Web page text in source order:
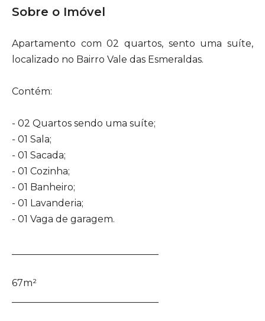
Sobre o Imóvel
Apartamento com 02 quartos, sento uma suíte,
localizado no Bairro Vale das Esmeraldas.
Contém:
- 02 Quartos sendo uma suíte;
- 01 Sala;
- 01 Sacada;
- 01 Cozinha;
- 01 Banheiro;
- 01 Lavanderia;
- 01 Vaga de garagem.
67m²